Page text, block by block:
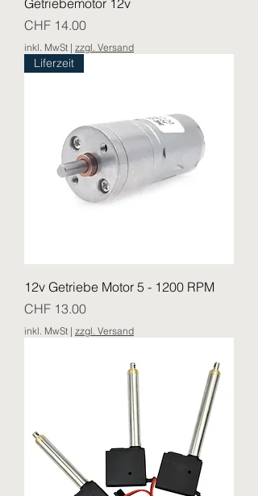
Getriebemotor 12v
Preis
CHF 14.00
inkl. MwSt | zzgl. Versand
Liferzeit
12v Getriebe Motor 5 - 1200 RPM
Preis
CHF 13.00
inkl. MwSt | zzgl. Versand